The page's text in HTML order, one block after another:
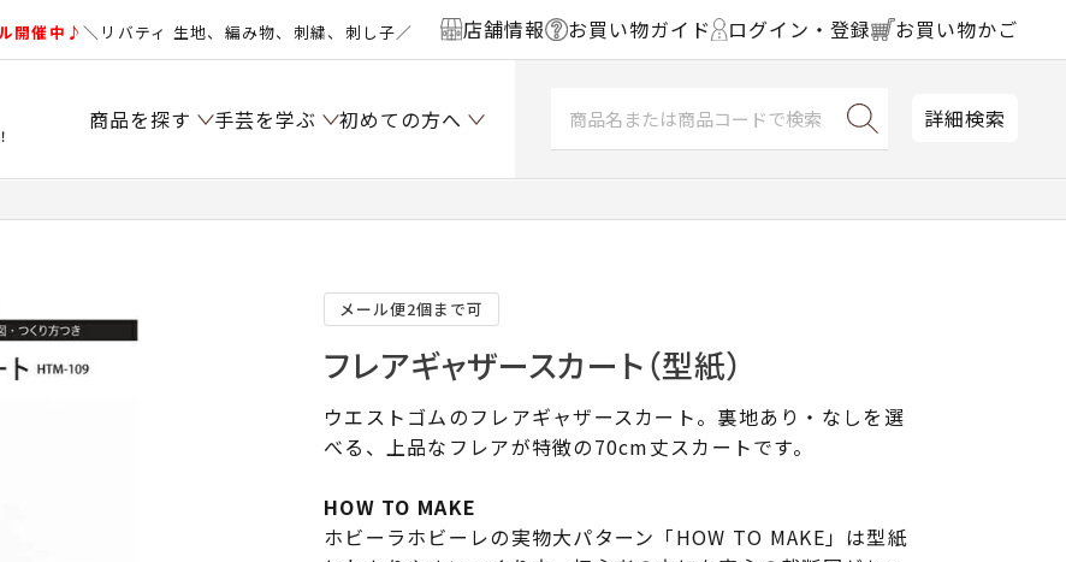
開催中♪＼リバティ 生地、編み物、刺繍、刺し子／ 店舗情報 お買い物ガイド ログイン・登録 お買い物かご
商品を探す 手芸を学ぶ 初めての方へ 詳細検索
メール便2個まで可
フレアギャザースカート（型紙）
ウエストゴムのフレアギャザースカート。裏地あり・なしを選
べる、上品なフレアが特徴の70cm丈スカートです。
HOW TO MAKE
ホビーラホビーレの実物大パターン「HOW TO MAKE」は型紙